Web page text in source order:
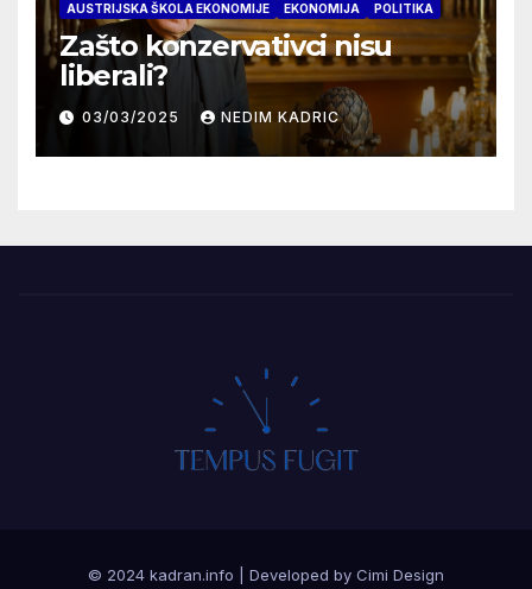
AUSTRIJSKA ŠKOLA EKONOMIJE EKONOMIJA POLITIKA
Zašto konzervativci nisu
liberali?
03/03/2025 NEDIM KADRIC
© 2024 kadran.info Developed by Cimi Design